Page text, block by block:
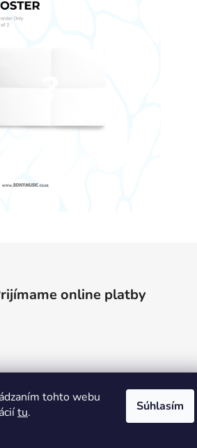
tohto webu
tu. Súhlasím
online platby